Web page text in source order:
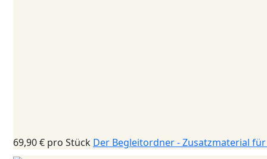
69,90 € pro Stück Der Begleitordner - Zusatzmaterial